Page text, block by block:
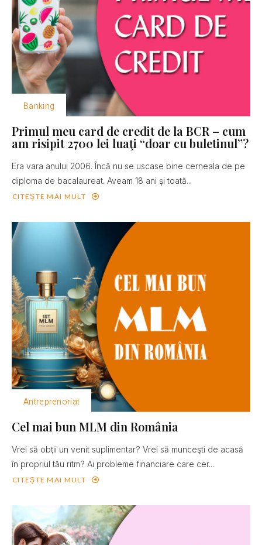
Banking
Primul meu card de credit de la BCR – cum
am risipit 2700 lei luaţi “doar cu buletinul”?
Era vara anului 2006. Încă nu se uscase bine cerneala de pe
diploma de bacalaureat. Aveam 18 ani şi toată...
CITEȘTE MAI MULT
Antreprenoriat
Cel mai bun MLM din România
Vrei să obţii un venit suplimentar? Vrei să munceşti de acasă
în propriul tău ritm? Ai probleme financiare care cer...
CITEȘTE MAI MULT